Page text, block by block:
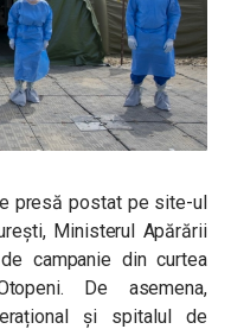
presă postat pe site-ul
Ministerul Apărării
campanie din curtea
De asemena,
și spitalul de